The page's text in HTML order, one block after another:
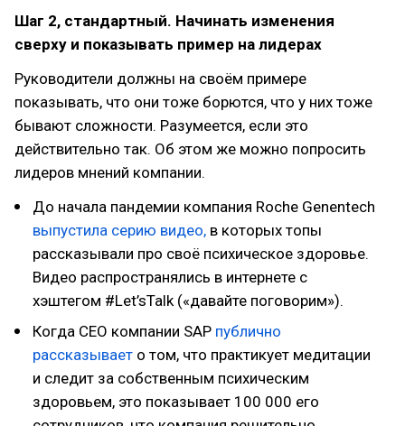
Шаг 2, стандартный. Начинать изменения
сверху и показывать пример на лидерах
Руководители должны на своём примере
показывать, что они тоже борются, что у них тоже
бывают сложности. Разумеется, если это
действительно так. Об этом же можно попросить
лидеров мнений компании.
До начала пандемии компания Roche Genentech
выпустила серию видео, в которых топы
рассказывали про своё психическое здоровье.
Видео распространялись в интернете с
хэштегом #Let’sTalk («давайте поговорим»).
Когда СЕО компании SAP публично
рассказывает о том, что практикует медитации
и следит за собственным психическим
здоровьем, это показывает 100 000 его